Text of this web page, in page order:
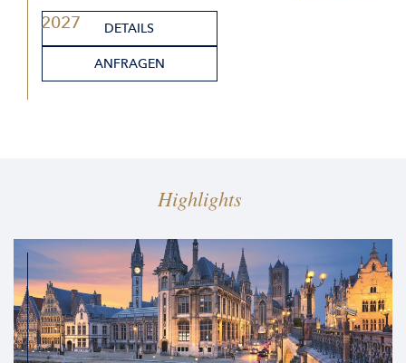
2027 DETAILS
ANFRAGEN
Highlights